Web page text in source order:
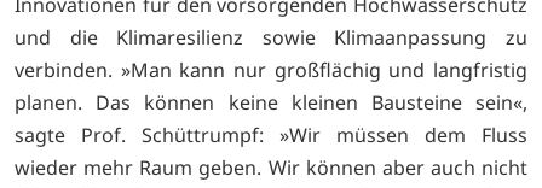
und die Klimaresilienz sowie Klimaanpassung zu
verbinden. »Man kann nur großflächig und langfristig
planen. Das können keine kleinen Bausteine sein«,
sagte Prof. Schüttrumpf: »Wir müssen dem Fluss
wieder mehr Raum geben. Wir können aber auch nicht